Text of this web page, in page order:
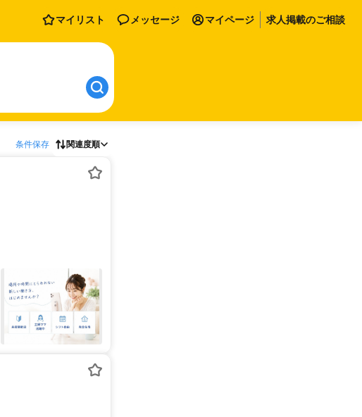
マイリスト メッセージ マイページ 求人掲載のご相談
条件保存 関連度順